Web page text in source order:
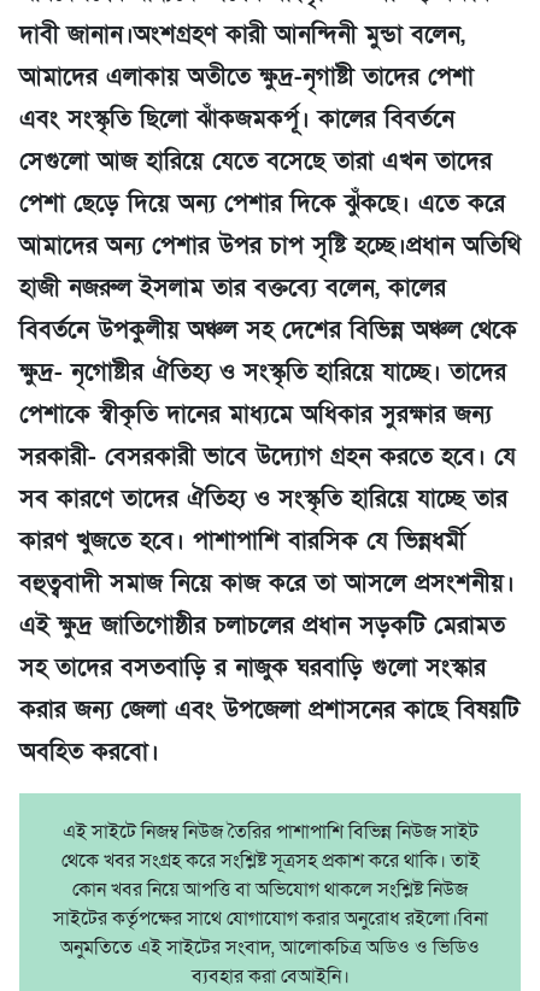
দাবী জানান।অংশগ্রহণ কারী আনন্দিনী মুন্ডা বলেন,
আমাদের এলাকায় অতীতে ক্ষুদ্র-নৃগাষ্টী তাদের পেশা
এবং সংস্কৃতি ছিলো ঝাঁকজমকর্পূ। কালের বিবর্তনে
সেগুলো আজ হারিয়ে যেতে বসেছে তারা এখন তাদের
পেশা ছেড়ে দিয়ে অন্য পেশার দিকে ঝুঁকছে। এতে করে
আমাদের অন্য পেশার উপর চাপ সৃষ্টি হচ্ছে।প্রধান অতিথি
হাজী নজরুল ইসলাম তার বক্তব্যে বলেন, কালের
বিবর্তনে উপকুলীয় অঞ্চল সহ দেশের বিভিন্ন অঞ্চল থেকে
ক্ষুদ্র- নৃগোষ্টীর ঐতিহ্য ও সংস্কৃতি হারিয়ে যাচ্ছে। তাদের
পেশাকে স্বীকৃতি দানের মাধ্যমে অধিকার সুরক্ষার জন্য
সরকারী- বেসরকারী ভাবে উদ্যোগ গ্রহন করতে হবে। যে
সব কারণে তাদের ঐতিহ্য ও সংস্কৃতি হারিয়ে যাচ্ছে তার
কারণ খুজতে হবে। পাশাপাশি বারসিক যে ভিন্নধর্মী
বহুত্ববাদী সমাজ নিয়ে কাজ করে তা আসলে প্রসংশনীয়।
এই ক্ষুদ্র জাতিগোষ্ঠীর চলাচলের প্রধান সড়কটি মেরামত
সহ তাদের বসতবাড়ি র নাজুক ঘরবাড়ি গুলো সংস্কার
করার জন্য জেলা এবং উপজেলা প্রশাসনের কাছে বিষয়টি
অবহিত করবো।
এই সাইটে নিজম্ব নিউজ তৈরির পাশাপাশি বিভিন্ন নিউজ সাইট
থেকে খবর সংগ্রহ করে সংশ্লিষ্ট সূত্রসহ প্রকাশ করে থাকি। তাই
কোন খবর নিয়ে আপত্তি বা অভিযোগ থাকলে সংশ্লিষ্ট নিউজ
সাইটের কর্তৃপক্ষের সাথে যোগাযোগ করার অনুরোধ রইলো।বিনা
অনুমতিতে এই সাইটের সংবাদ, আলোকচিত্র অডিও ও ভিডিও
ব্যবহার করা বেআইনি।